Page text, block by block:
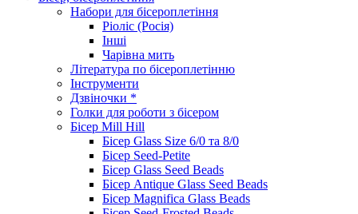
Набори для бісероплетіння
Ріоліс (Росія)
Інші
Чарівна мить
Література по бісероплетінню
Інструменти
Дзвіночки *
Голки для роботи з бісером
Бісер Mill Hill
Бісер Glass Size 6/0 та 8/0
Бісер Seed-Petite
Бісер Glass Seed Beads
Бісер Antique Glass Seed Beads
Бісер Magnifica Glass Beads